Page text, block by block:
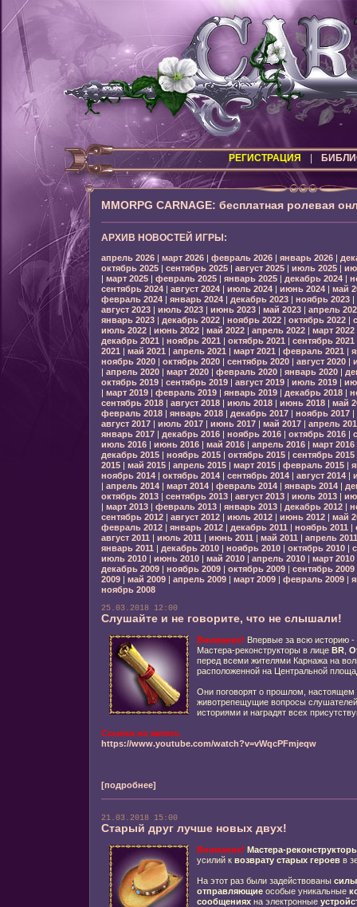
РЕГИСТРАЦИЯ
MMORPG CARNAGE: бесплатная ролевая
АРХИВ НОВОСТЕЙ ИГРЫ:
апрель 2026| март 2026| февраль 2026| январь 2026|
октябрь 2025| сентябрь 2025| август 2025| июль 2025|
| март 2025| февраль 2025| январь 2025| декабрь 2024|
сентябрь 2024| август 2024| июль 2024| июнь 2024| май
февраль 2024| январь 2024| декабрь 2023| ноябрь 2023|
август 2023| июль 2023| июнь 2023| май 2023| апрель
январь 2023| декабрь 2022| ноябрь 2022| октябрь 2022|
июль 2022| июнь 2022| май 2022| апрель 2022| март 2022
декабрь 2021 | ноябрь 2021 | октябрь 2021 | сентябрь 2021
2021 | май 2021 | апрель 2021 | март 2021 | февраль 2021 |
ноябрь 2020| октябрь 2020| сентябрь 2020| август 2020|
| апрель 2020| март 2020| февраль 2020| январь 2020|
октябрь 2019| сентябрь 2019| август 2019| июль 2019|
| март 2019| февраль 2019| январь 2019| декабрь 2018|
сентябрь 2018| август 2018| июль 2018| июнь 2018| май
февраль 2018| январь 2018| декабрь 2017| ноябрь 2017|
август 2017| июль 2017| июнь 2017| май 2017| апрель
январь 2017| декабрь 2016| ноябрь 2016| октябрь 2016|
июль 2016| июнь 2016| май 2016| апрель 2016| март 2016
декабрь 2015| ноябрь 2015| октябрь 2015| сентябрь 2015
2015| май 2015| апрель 2015| март 2015| февраль 2015|
ноябрь 2014| октябрь 2014| сентябрь 2014| август 2014|
| апрель 2014| март 2014| февраль 2014| январь 2014|
октябрь 2013| сентябрь 2013| август 2013| июль 2013|
| март 2013| февраль 2013| январь 2013| декабрь 2012|
сентябрь 2012| август 2012| июль 2012| июнь 2012| май
февраль 2012| январь 2012| декабрь 2011 | ноябрь 2011 |
август 2011 | июль 2011 | июнь 2011 | май 2011 | апрель 2011
январь 2011 | декабрь 2010| ноябрь 2010| октябрь 2010|
июль 2010| июнь 2010| май 2010| апрель 2010| март 2010
декабрь 2009| ноябрь 2009| октябрь 2009| сентябрь 2009
2009| май 2009| апрель 2009| март 2009| февраль 2009|
ноябрь 2008
25.03.2018 12:00
Слушайте и не говорите, что не слышали!
Внимание! Впервые за всю историю -
Мастера-реконструкторы в лице BR,
перед всеми жителями Карнажа на
расположенной на Центральной
Они поговорят о прошлом, настоящем
животрепещущие вопросы
историями и наградят всех
Ссылка на запись
https://www.youtube.com/watch?v=vWqcPFmjeqw
[подробнее]
21.03.2018 15:00
Старый друг лучше новых двух!
Внимание! Мастера-
усилий к возврату старых героевв
На этот раз были задействованы силы
отправляющиеособые уникальные
сообщенияхна электронные